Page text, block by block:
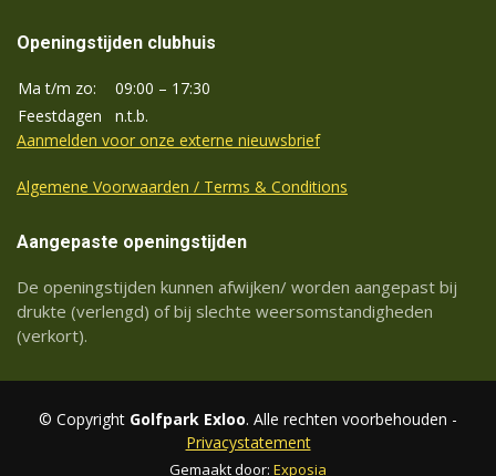
Openingstijden clubhuis
Ma t/m zo:
09:00 – 17:30
Feestdagen
n.t.b.
Aanmelden voor onze externe nieuwsbrief
Algemene Voorwaarden / Terms & Conditions
Aangepaste openingstijden
De openingstijden kunnen afwijken/ worden aangepast bij
drukte (verlengd) of bij slechte weersomstandigheden
(verkort).
© Copyright Golfpark Exloo. Alle rechten voorbehouden -
Privacystatement
Gemaakt door: Exposia